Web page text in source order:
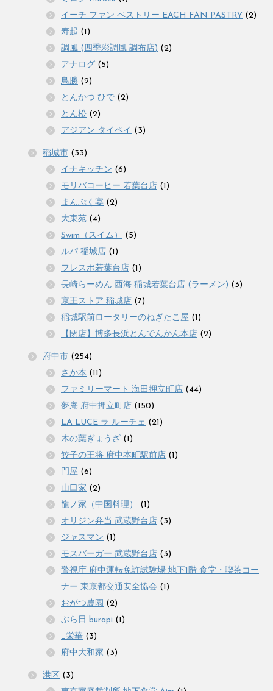
イーチ ファン ペストリー EACH FAN PASTRY (2)
寿起 (1)
調風 (四季彩調風 調布店) (2)
アナログ (5)
鳥勝 (2)
とんかつ ひで (2)
とん松 (2)
アジアン タイペイ (3)
稲城市 (33)
イナキッチン (6)
モリバコーヒー 若葉台店 (1)
まんぷく宴 (2)
大東苑 (4)
Swim（スイム）
(5)
ルパ 稲城店 (1)
フレスポ若葉台店 (1)
長崎らーめん 西海 稲城若葉台店 (ラーメン) (3)
京王ストア 稲城店 (7)
稲城駅前ロータリーのねぎたこ屋 (1)
【閉店】博多長浜とんでんかん本店 (2)
府中市 (254)
さか本 (11)
ファミリーマート 海田押立町店 (44)
夢庵 府中押立町店 (150)
LA LUCE ラ ルーチェ (21)
木の葉ぎょうざ (1)
餃子の王将 府中本町駅前店 (1)
門屋 (6)
山口家 (2)
龍ノ家（中国料理）
(1)
オリジン弁当 武蔵野台店 (3)
ジャスマン (1)
モスバーガー 武蔵野台店 (3)
警視庁 府中運転免許試験場 地下1階 食堂・喫茶コー
ナー 東京都交通安全協会 (1)
おがつ農園 (2)
ぶら日 burapi (1)
_栄華 (3)
府中大和家 (3)
港区 (3)